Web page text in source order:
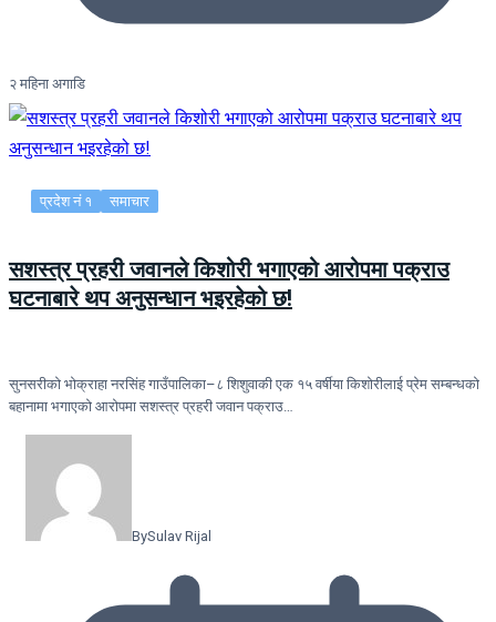
२ महिना अगाडि
प्रदेश नं १ समाचार
सशस्त्र प्रहरी जवानले किशोरी भगाएको आरोपमा पक्राउ
घटनाबारे थप अनुसन्धान भइरहेको छ!
सुनसरीको भोक्राहा नरसिंह गाउँपालिका–८ शिशुवाकी एक १५ वर्षीया किशोरीलाई प्रेम सम्बन्धको
बहानामा भगाएको आरोपमा सशस्त्र प्रहरी जवान पक्राउ…
BySulav Rijal